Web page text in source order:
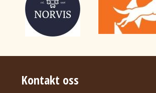
Kontakt oss